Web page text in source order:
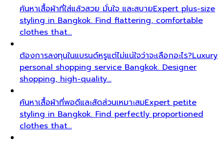
ค้นหาเสื้อผ้าที่ใส่แล้วสวย มั่นใจ และสบายExpert plus-size
styling in Bangkok. Find flattering, comfortable
clothes that…
ต้องการลงทุนในแบรนด์หรูแต่ไม่แน่ใจว่าจะเลือกอะไร?Luxury
personal shopping service Bangkok. Designer
shopping, high-quality…
ค้นหาเสื้อผ้าที่พอดีและสัดส่วนเหมาะสมExpert petite
styling in Bangkok. Find perfectly proportioned
clothes that…